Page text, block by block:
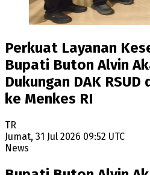
Perkuat Layanan
Bupati Buton Alvin
Dukungan DAK
ke Menkes RI
TR
Jumat, 31 Jul 2026 09:52 UTC
News